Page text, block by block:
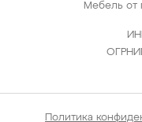
Мебель от
Политика